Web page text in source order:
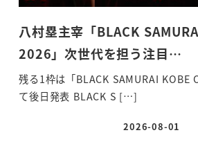
八村塁主宰「BLACK
2026」次世代を担う注目…
残る1枠は「BLACK SAMURAI KOBE
て後日発表 BLACK S […]
投稿日
2026-08-01